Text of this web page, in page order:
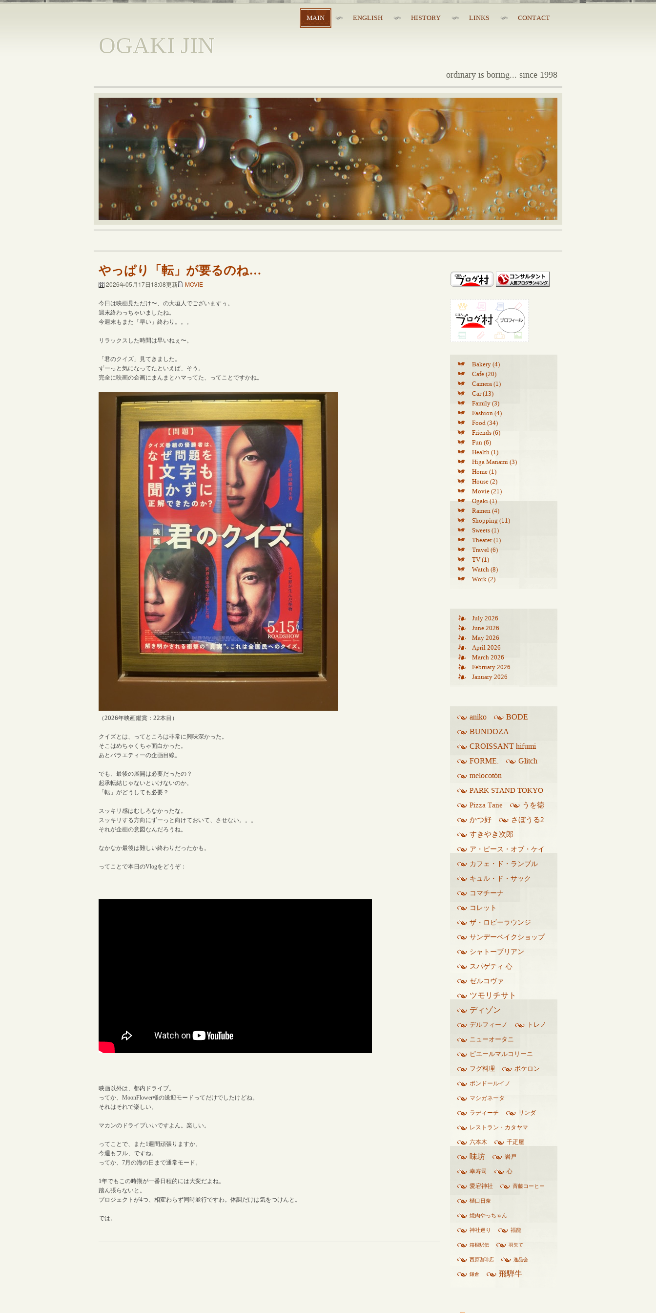
MAIN ENGLISH HISTORY LINKS CONTACT
OGAKI JIN
ordinary is boring... since 1998
やっぱり「転」が要るのね…
2026年05月17日18:08更新 MOVIE
今日は映画見ただけ〜、の大垣人でございますぅ。
週末終わっちゃいましたね。
今週末もまた「早い」終わり。。。
リラックスした時間は早いねぇ〜。
「君のクイズ」見てきました。
ずーっと気になってたといえば、そう。
完全に映画の企画にまんまとハマってた、ってことですかね。
（2026年映画鑑賞： 22本目）
クイズとは、ってところは非常に興味深かった。
そこはめちゃくちゃ面白かった。
あとバラエティーの企画目線。
でも、最後の展開は必要だったの？
起承転結じゃないといけないのか。
「転」がどうしても必要？
スッキリ感はむしろなかったな。
スッキリする方向にずーっと向けておいて、させない。。。
それが企画の意図なんだろうね。
なかなか最後は難しい終わりだったかも。
ってことで本日のVlogをどうぞ：
映画以外は、都内ドライブ。
ってか、MoonFlower様の送迎モードってだけでしたけどね。
それはそれで楽しい。
マカンのドライブいいですよん。楽しい。
ってことで、また1週間頑張りますか。
今週もフル、ですね。
ってか、7月の海の日まで通常モード。
1年でもこの時期が一番日程的には大変だよね。
踏ん張らないと。
プロジェクトが4つ、相変わらず同時並行ですわ。体調だけは気をつけんと。
では。
Bakery (4)
Cafe (20)
Camera (1)
Car (13)
Family (3)
Fashion (4)
Food (34)
Friends (6)
Fun (6)
Health (1)
Higa Manami (3)
Home (1)
House (2)
Movie (21)
Ogaki (1)
Ramen (4)
Shopping (11)
Sweets (1)
Theater (1)
Travel (6)
TV (1)
Watch (8)
Work (2)
July 2026
June 2026
May 2026
April 2026
March 2026
February 2026
January 2026
aniko BODE
BUNDOZA
CROISSANT hifumi
FORME.
Glitch
melocotón
PARK STAND TOKYO
Pizza Tane
うを徳
かつ好
さぼうる2
すきやき次郎
ア・ピース・オブ・ケイ
ク
カフェ・ド・ランブル
キュル・ド・サック
コマチーナ
コレット
ザ・ロビーラウンジ
サンデーベイクショップ
シャトーブリアン
スパゲティ 心
ゼルコヴァ
ツモリチサト
ディゾン
デルフィーノ トレノ
ニューオータニ
ピエールマルコリーニ
フグ料理 ボケロン
ポンドールイノ
マシガネータ
ラディーチ リンダ
レストラン・カタヤマ
六本木 千疋屋
味坊 岩戸
幸寿司 心
愛宕神社 斉藤コーヒー
樋口日奈
焼肉やっちゃん
神社巡り 福龍
箱根駅伝 羽矢て
西原珈琲店 逸品会
鎌倉 飛騨牛